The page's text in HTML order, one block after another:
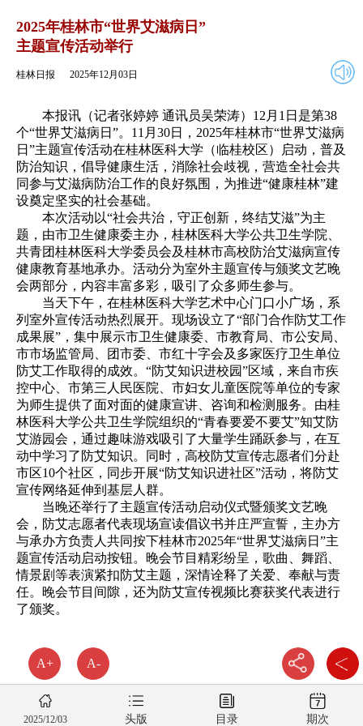
A+ A-
2025年12月03日
2025年桂林市“世界艾滋病日”
主题宣传活动举行
桂林日报 2025年12月03日
本报讯（记者张婷婷 通讯员吴荣涛）12月1日是第38
个“世界艾滋病日”。11月30日，2025年桂林市“世界艾滋病
日”主题宣传活动在桂林医科大学（临桂校区）启动，普及
防治知识，倡导健康生活，消除社会歧视，营造全社会共
同参与艾滋病防治工作的良好氛围，为推进“健康桂林”建
设奠定坚实的社会基础。
本次活动以“社会共治，守正创新，终结艾滋”为主
题，由市卫生健康委主办，桂林医科大学公共卫生学院、
共青团桂林医科大学委员会及桂林市高校防治艾滋病宣传
健康教育基地承办。活动分为室外主题宣传与颁奖文艺晚
会两部分，内容丰富多彩，吸引了众多师生参与。
当天下午，在桂林医科大学艺术中心门口小广场，系
列室外宣传活动热烈展开。现场设立了“部门合作防艾工作
成果展”，集中展示市卫生健康委、市教育局、市公安局、
市市场监管局、团市委、市红十字会及多家医疗卫生单位
防艾工作取得的成效。“防艾知识进校园”区域，来自市疾
控中心、市第三人民医院、市妇女儿童医院等单位的专家
为师生提供了面对面的健康宣讲、咨询和检测服务。由桂
林医科大学公共卫生学院组织的“青春要爱不要艾”知艾防
艾游园会，通过趣味游戏吸引了大量学生踊跃参与，在互
动中学习了防艾知识。同时，高校防艾宣传志愿者们分赴
市区10个社区，同步开展“防艾知识进社区”活动，将防艾
宣传网络延伸到基层人群。
当晚还举行了主题宣传活动启动仪式暨颁奖文艺晚
会，防艾志愿者代表现场宣读倡议书并庄严宣誓，主办方
与承办方负责人共同按下桂林市2025年“世界艾滋病日”主
题宣传活动启动按钮。晚会节目精彩纷呈，歌曲、舞蹈、
情景剧等表演紧扣防艾主题，深情诠释了关爱、奉献与责
任。晚会节目间隙，还为防艾宣传视频比赛获奖代表进行
了颁奖。
2025/12/03 头版 目录 期次